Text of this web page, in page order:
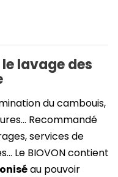
le lavage des
du cambouis,
Recommandé
services de
Le BIOVON contient
au pouvoir